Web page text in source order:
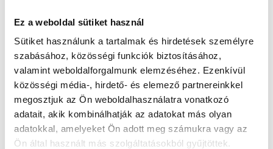
Ez a weboldal sütiket használ
Sütiket használunk a tartalmak és hirdetések személyre
szabásához, közösségi funkciók biztosításához,
valamint weboldalforgalmunk elemzéséhez. Ezenkívül
közösségi média-, hirdető- és elemező partnereinkkel
megosztjuk az Ön weboldalhasználatra vonatkozó
adatait, akik kombinálhatják az adatokat más olyan
adatokkal, amelyeket Ön adott meg számukra vagy az
Ön által használt más szolgáltatásokból gyűjtöttek.
4. Kaszinóest
A hotel átalakíthat egy termet kaszinóvá, ahol a
vendégek különféle játékokat játszhatnak, mint
például póker, rulett vagy blackjack. Ez egy
szórakoztató és elegáns programlehetőség, amely
illeszkedik az ünnepi hangulathoz. A vendégek
játékpénzzel játszhatnak, és a nyereményeket apró
ajándékokra, díjakra válthatják be.